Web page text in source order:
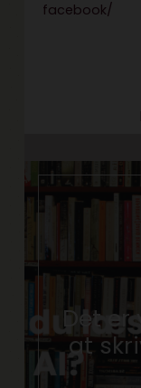
facebook/
Det er
at